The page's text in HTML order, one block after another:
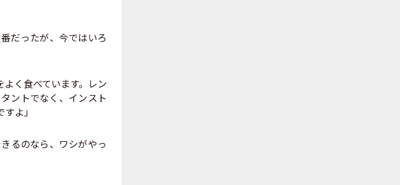
だったが、今ではいろ
よく食べています。レン
ントでなく、インスト
よ」
るのなら、ワシがやっ